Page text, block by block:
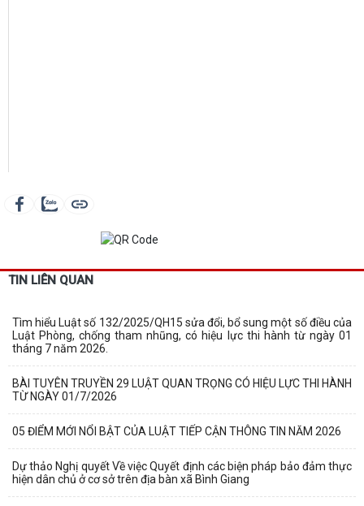
TIN LIÊN QUAN
Tìm hiểu Luật số 132/2025/QH15 sửa đổi, bổ sung một số điều của
Luật Phòng, chống tham nhũng, có hiệu lực thi hành từ ngày 01
tháng 7 năm 2026.
BÀI TUYÊN TRUYỀN 29 LUẬT QUAN TRỌNG CÓ HIỆU LỰC THI HÀNH
TỪ NGÀY 01/7/2026
05 ĐIỂM MỚI NỔI BẬT CỦA LUẬT TIẾP CẬN THÔNG TIN NĂM 2026
Dự thảo Nghị quyết Về việc Quyết định các biện pháp bảo đảm thực
hiện dân chủ ở cơ sở trên địa bàn xã Bình Giang